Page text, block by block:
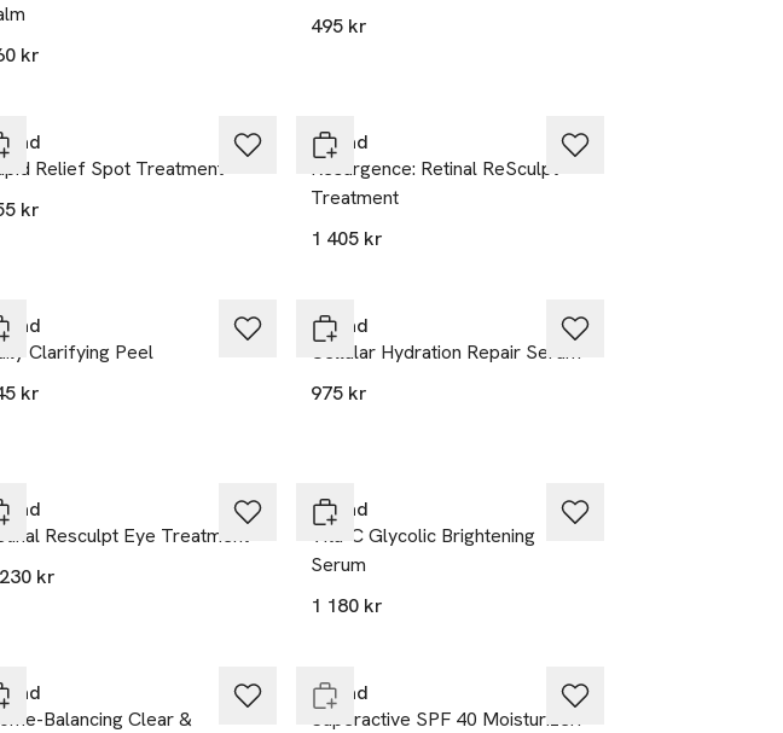
kr
495 kr
Relief Spot Treatment
kr
Murad
Resurgence: Retinal ReSculpt
Treatment
1 405 kr
Clarifying Peel
kr
Murad
Cellular Hydration Repair Serum
975 kr
Resculpt Eye Treatment
kr
Murad
Vita-C Glycolic Brightening
Serum
1 180 kr
Balancing Clear &
Murad
Superactive SPF 40 Moisturizer: